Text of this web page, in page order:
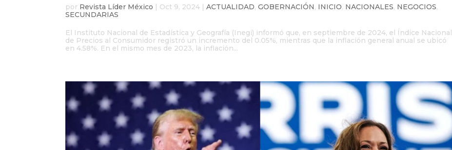
por Revista Líder México | Oct 9, 2024 |ACTUALIDAD,GOBERNACIÓN, INICIO, NACIONALES, NEGOCIOS,
SECUNDARIAS
El Instituto Nacional de Estadística y Geografía (Inegi) informó que, en septiembre de 2024, el Índice Nacional
de Precios al Consumidor registró un incremento del 0.05%, mientras que la inflación general anual se ubicó
en 4.58%. En el mismo mes de 2023, la inflación...